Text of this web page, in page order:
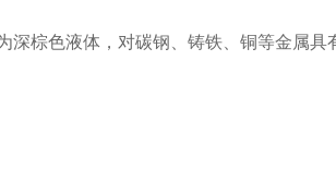
棕色液体，对碳钢、铸铁、铜等金属具